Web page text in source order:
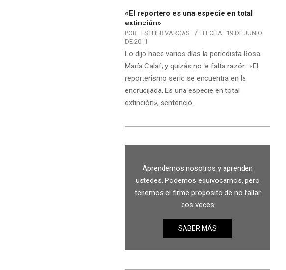
«El reportero es una especie en total
extinción»
POR: ESTHER VARGAS FECHA: 19 DE JUNIO
DE 2011
Lo dijo hace varios días la periodista Rosa
María Calaf, y quizás no le falta razón. «El
reporterismo serio se encuentra en la
encrucijada. Es una especie en total
extinción», sentenció.
Aprendemos nosotros y aprenden
ustedes. Podemos equivocarnos, pero
tenemos el firme propósito de no fallar
dos veces
SABER MÁS